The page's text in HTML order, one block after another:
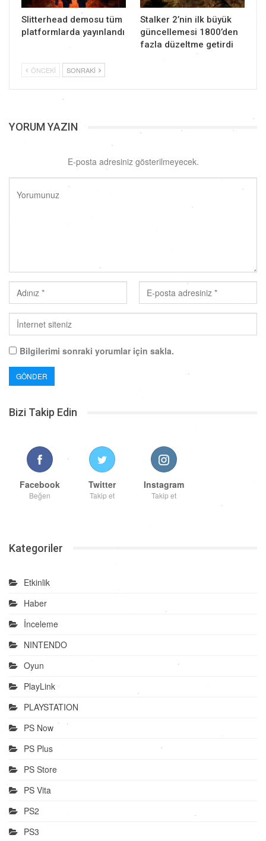
Slitterhead demosu tüm
platformlarda yayınlandı
Stalker 2’nin ilk büyük
güncellemesi 1800’den
fazla düzeltme getirdi
ÖNCEKI SONRAKI
YORUM YAZIN
E-posta adresiniz gösterilmeyecek.
Bilgilerimi sonraki yorumlar için sakla.
Bizi Takip Edin
Facebook
Beğen
Twitter
Takip et
Instagram
Takip et
Kategoriler
Etkinlik
Haber
İnceleme
NINTENDO
Oyun
PlayLink
PLAYSTATION
PS Now
PS Plus
PS Store
PS Vita
PS2
PS3